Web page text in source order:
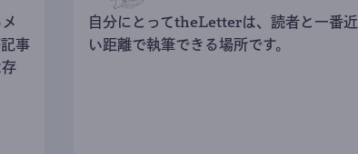
事
自分にとってtheLetterは、読者と一番近
い距離で執筆できる場所です。